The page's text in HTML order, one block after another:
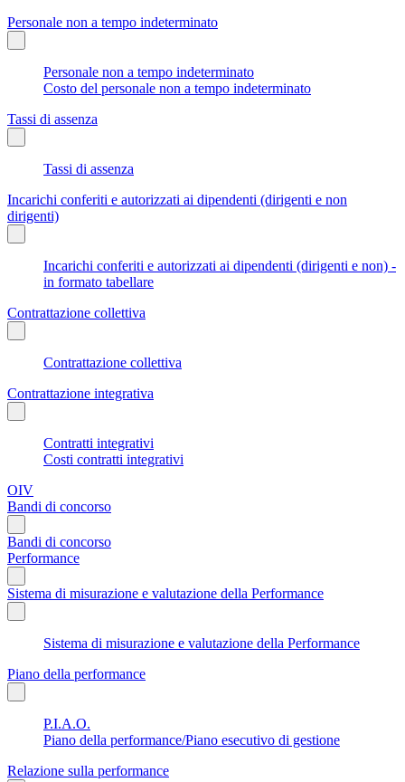
Personale non a tempo indeterminato
Personale non a tempo indeterminato
Costo del personale non a tempo indeterminato
Tassi di assenza
Tassi di assenza
Incarichi conferiti e autorizzati ai dipendenti (dirigenti e non
dirigenti)
Incarichi conferiti e autorizzati ai dipendenti (dirigenti e non) -
in formato tabellare
Contrattazione collettiva
Contrattazione collettiva
Contrattazione integrativa
Contratti integrativi
Costi contratti integrativi
OIV
Bandi di concorso
Bandi di concorso
Performance
Sistema di misurazione e valutazione della Performance
Sistema di misurazione e valutazione della Performance
Piano della performance
P.I.A.O.
Piano della performance/Piano esecutivo di gestione
Relazione sulla performance